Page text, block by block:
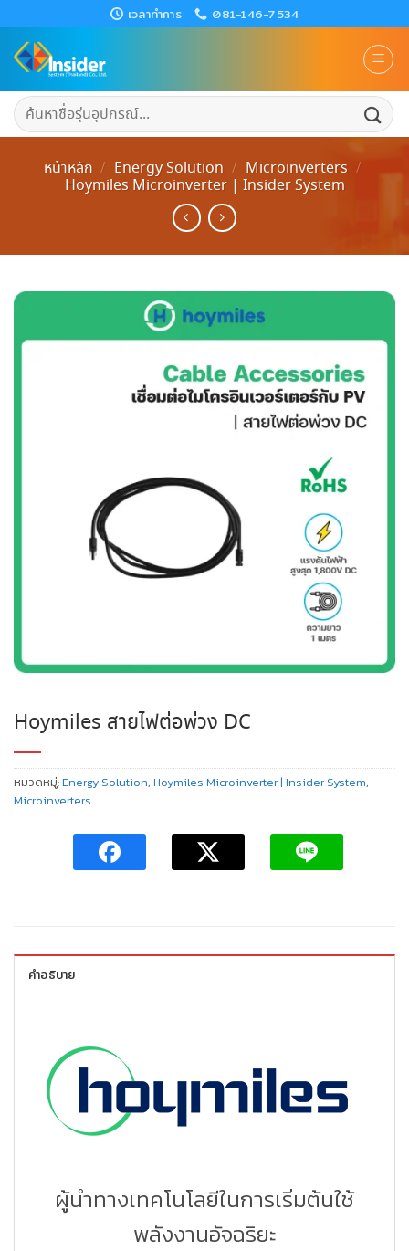
to
content
เวลาทำการ 081-146-7534
ค้นหา:
หน้าหลัก / Energy Solution / Microinverters /
Hoymiles Microinverter | Insider System
Hoymiles สายไฟต่อพ่วง DC
หมวดหมู่:Energy Solution, Hoymiles Microinverter | Insider System,
Microinverters
คำอธิบาย
ผู้นำทางเทคโนโลยีในการเริ่มต้นใช้
พลังงานอัจฉริยะ